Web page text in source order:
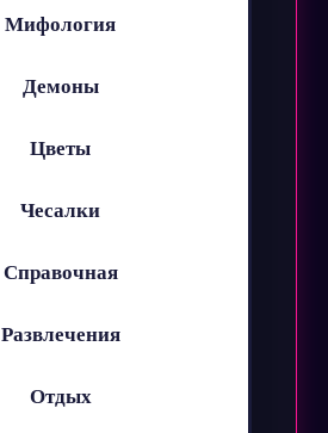
Мифология
Демоны
Цветы
Чесалки
Справочная
Развлечения
Отдых